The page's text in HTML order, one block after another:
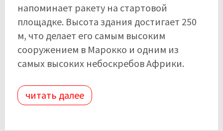
напоминает ракету на стартовой
площадке. Высота здания достигает 250
м, что делает его самым высоким
сооружением в Марокко и одним из
самых высоких небоскребов Африки.
читать далее